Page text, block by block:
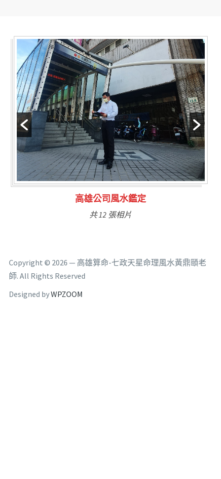
林氏福主量子生基造命
共 6 張相片
Copyright © 2026 — 高雄算命-七政天星命理風水黃鼎頤老
師. All Rights Reserved
Designed byWPZOOM